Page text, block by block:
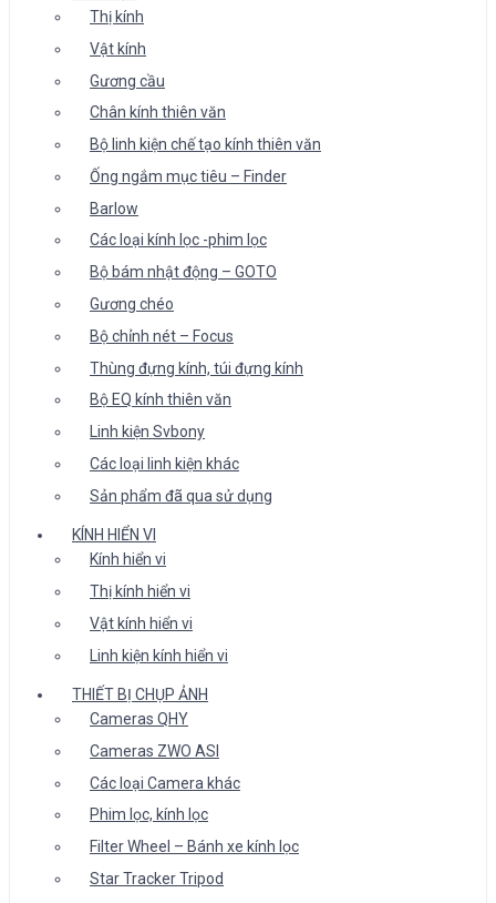
Thị kính
Vật kính
Gương cầu
Chân kính thiên văn
Bộ linh kiện chế tạo kính thiên văn
Ống ngắm mục tiêu – Finder
Barlow
Các loại kính lọc -phim lọc
Bộ bám nhật động – GOTO
Gương chéo
Bộ chỉnh nét – Focus
Thùng đựng kính, túi đựng kính
Bộ EQ kính thiên văn
Linh kiện Svbony
Các loại linh kiện khác
Sản phẩm đã qua sử dụng
KÍNH HIỂN VI
Kính hiển vi
Thị kính hiển vi
Vật kính hiển vi
Linh kiện kính hiển vi
THIẾT BỊ CHỤP ẢNH
Cameras QHY
Cameras ZWO ASI
Các loại Camera khác
Phim lọc, kính lọc
Filter Wheel – Bánh xe kính lọc
Star Tracker Tripod